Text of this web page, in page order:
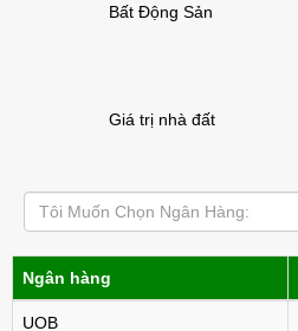
Bất Động Sản
Giá trị nhà đất
Tôi Muốn Chọn Ngân Hàng:
Ngân hàng
UOB